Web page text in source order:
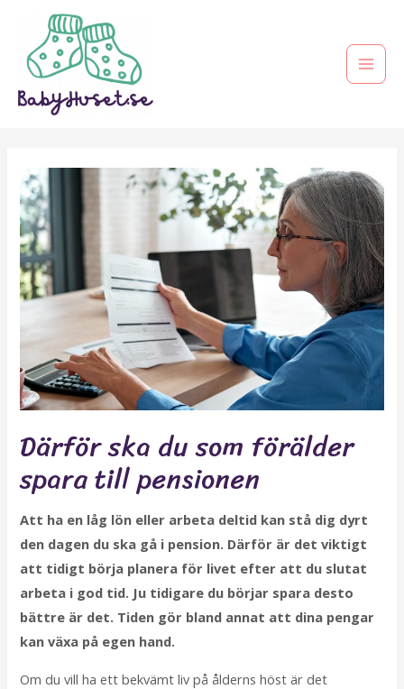
Därför ska du som förälder
spara till pensionen
Att ha en låg lön eller arbeta deltid kan stå dig dyrt
den dagen du ska gå i pension. Därför är det viktigt
att tidigt börja planera för livet efter att du slutat
arbeta i god tid. Ju tidigare du börjar spara desto
bättre är det. Tiden gör bland annat att dina pengar
kan växa på egen hand.
Om du vill ha ett bekvämt liv på ålderns höst är det